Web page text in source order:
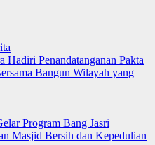
Hadiri Penandatanganan Pakta
Bangun Wilayah yang
Program Bang Jasri
Masjid Bersih dan Kepedulian